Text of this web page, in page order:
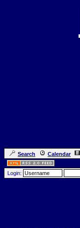
Search Calendar
Login: